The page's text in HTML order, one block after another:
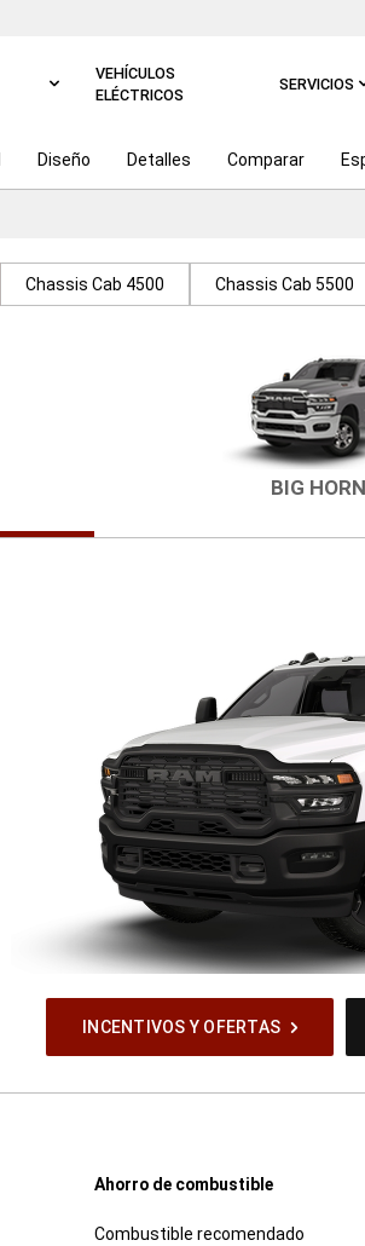
VEHÍCULOS
ELÉCTRICOS
SERVICIOS
Diseño Detalles Comparar
Chassis Cab 4500 Chassis Cab 5500
BIG HORN
INCENTIVOS Y OFERTAS
Ahorro de combustible
Especificaciones Dimensiones
Combustible recomendado